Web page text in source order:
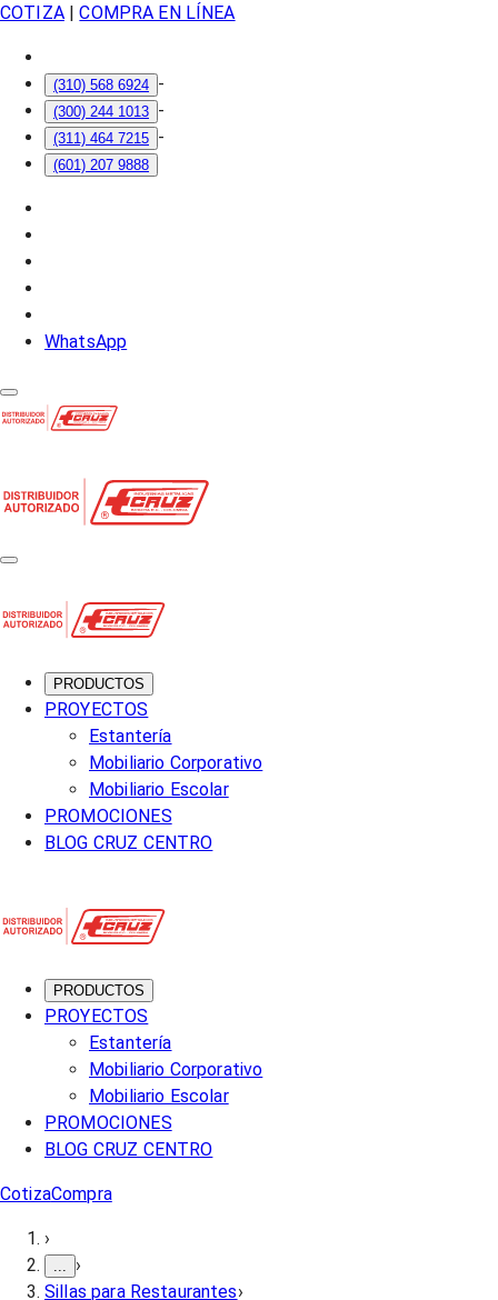
COTIZA| COMPRA EN LÍNEA
(310) 568 6924 -
(300) 244 1013 -
(311) 464 7215 -
(601) 207 9888
WhatsApp
PRODUCTOS
PROYECTOS
Estantería
Mobiliario Corporativo
Mobiliario Escolar
PROMOCIONES
BLOG CRUZ CENTRO
PRODUCTOS
PROYECTOS
Estantería
Mobiliario Corporativo
Mobiliario Escolar
PROMOCIONES
BLOG CRUZ CENTRO
CotizaCompra
›
›
Sillas para Restaurantes›